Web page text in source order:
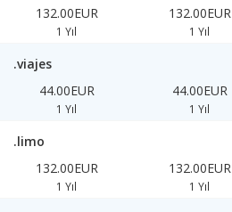
132.00EUR
1 Yıl
132.00EUR
1 Yıl
.viajes
44.00EUR
1 Yıl
44.00EUR
1 Yıl
.limo
132.00EUR
1 Yıl
132.00EUR
1 Yıl